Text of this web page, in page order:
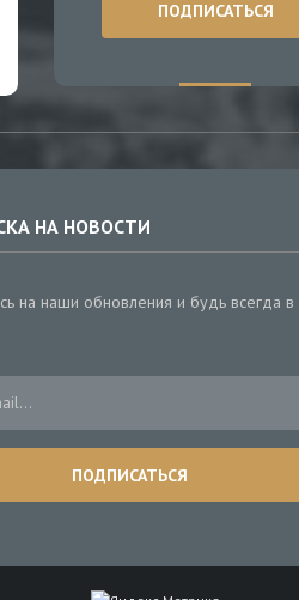
НА НОВОСТИ
на наши обновления и будь всегда в